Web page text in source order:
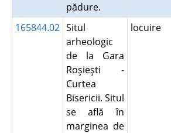
pădure.
165844.02 Situl
arheologic
de la Gara
Roşieşti -
Curtea
Bisericii. Situl
se află în
marginea de
locuire